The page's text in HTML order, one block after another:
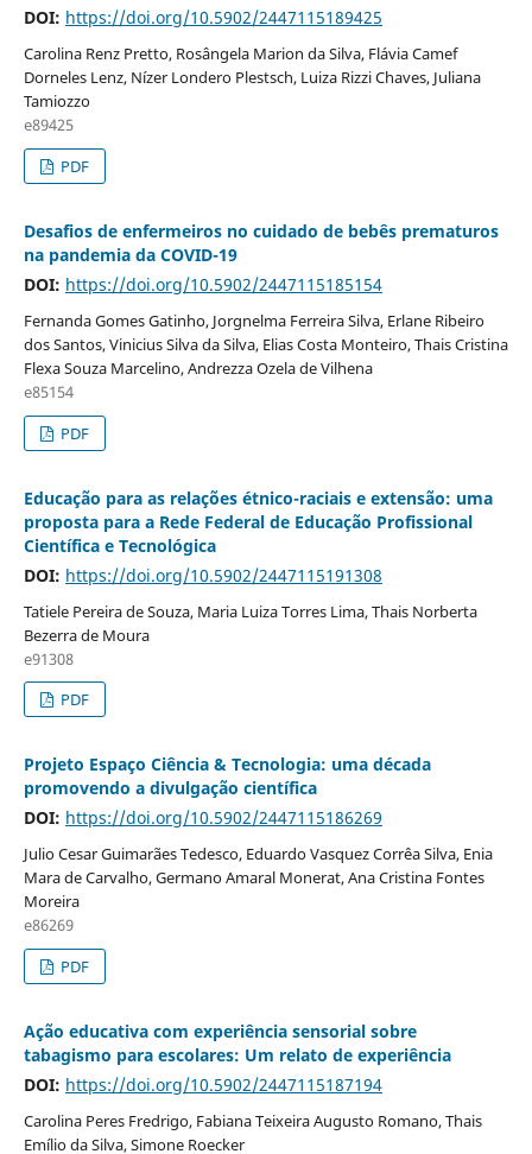
DOI: https://doi.org/10.5902/2447115189425
Carolina Renz Pretto, Rosângela Marion da Silva, Flávia Camef
Dorneles Lenz, Nízer Londero Plestsch, Luiza Rizzi Chaves, Juliana
Tamiozzo
e89425
PDF
Desafios de enfermeiros no cuidado de bebês prematuros
na pandemia da COVID-19
DOI: https://doi.org/10.5902/2447115185154
Fernanda Gomes Gatinho, Jorgnelma Ferreira Silva, Erlane Ribeiro
dos Santos, Vinicius Silva da Silva, Elias Costa Monteiro, Thais Cristina
Flexa Souza Marcelino, Andrezza Ozela de Vilhena
e85154
PDF
Educação para as relações étnico-raciais e extensão: uma
proposta para a Rede Federal de Educação Profissional
Científica e Tecnológica
DOI: https://doi.org/10.5902/2447115191308
Tatiele Pereira de Souza, Maria Luiza Torres Lima, Thais Norberta
Bezerra de Moura
e91308
PDF
Projeto Espaço Ciência & Tecnologia: uma década
promovendo a divulgação científica
DOI: https://doi.org/10.5902/2447115186269
Julio Cesar Guimarães Tedesco, Eduardo Vasquez Corrêa Silva, Enia
Mara de Carvalho, Germano Amaral Monerat, Ana Cristina Fontes
Moreira
e86269
PDF
Ação educativa com experiência sensorial sobre
tabagismo para escolares: Um relato de experiência
DOI: https://doi.org/10.5902/2447115187194
Carolina Peres Fredrigo, Fabiana Teixeira Augusto Romano, Thais
Emílio da Silva, Simone Roecker